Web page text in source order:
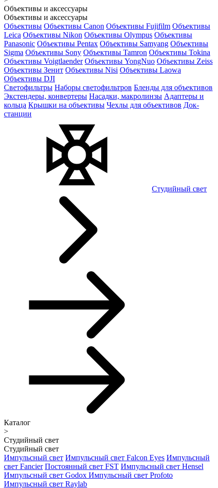
Объективы и аксессуары
Объективы и аксессуары
Объективы Объективы Canon Объективы Fujifilm Объективы
Leica Объективы Nikon Объективы Olympus Объективы
Panasonic Объективы Pentax Объективы Samyang Объективы
Sigma Объективы Sony Объективы Tamron Объективы Tokina
Объективы Voigtlaender Объективы YongNuo Объективы Zeiss
Объективы Зенит Объективы Nisi Объективы Laowa
Объективы DJI
Светофильтры Наборы светофильтров Бленды для объективов
Экстендеры, конвертеры Насадки, макролинзы Адаптеры и
кольца Крышки на объективы Чехлы для объективов Док-
станции
Студийный свет
Каталог
>
Студийный свет
Студийный свет
Импульсный свет Импульсный свет Falcon Eyes Импульсный
свет Fancier Постоянный свет FST Импульсный свет Hensel
Импульсный свет Godox Импульсный свет Profoto
Импульсный свет Raylab